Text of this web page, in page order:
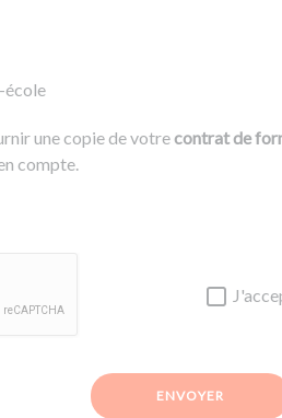
école
une copie de votrecontrat de
compte.
ENVOYER